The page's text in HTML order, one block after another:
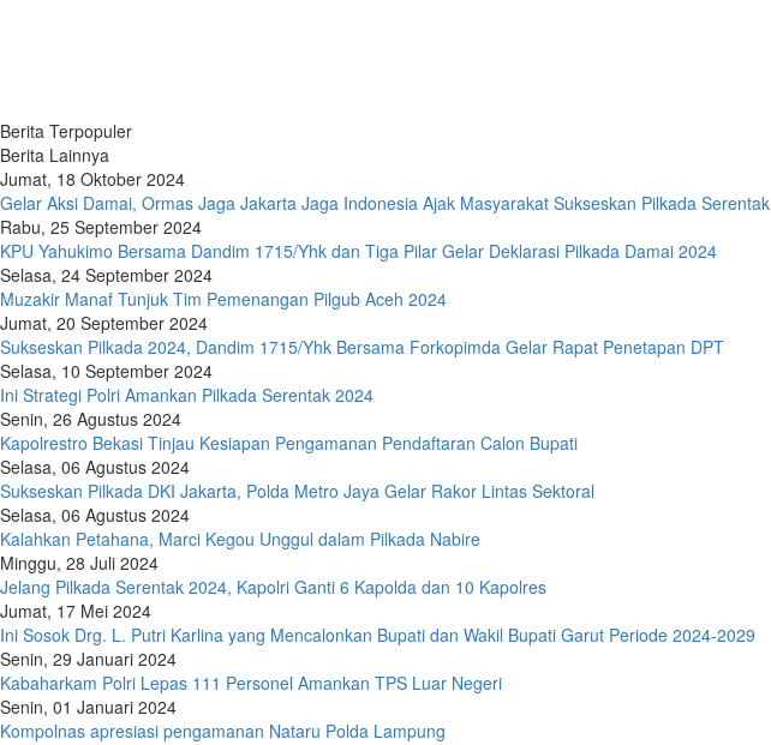
Berita Terpopuler
Berita Lainnya
Jumat, 18 Oktober 2024
Gelar Aksi Damai, Ormas Jaga Jakarta Jaga Indonesia Ajak Masyarakat Sukseskan Pilkada Serentak
Rabu, 25 September 2024
KPU Yahukimo Bersama Dandim 1715/Yhk dan Tiga Pilar Gelar Deklarasi Pilkada Damai 2024
Selasa, 24 September 2024
Muzakir Manaf Tunjuk Tim Pemenangan Pilgub Aceh 2024
Jumat, 20 September 2024
Sukseskan Pilkada 2024, Dandim 1715/Yhk Bersama Forkopimda Gelar Rapat Penetapan DPT
Selasa, 10 September 2024
Ini Strategi Polri Amankan Pilkada Serentak 2024
Senin, 26 Agustus 2024
Kapolrestro Bekasi Tinjau Kesiapan Pengamanan Pendaftaran Calon Bupati
Selasa, 06 Agustus 2024
Sukseskan Pilkada DKI Jakarta, Polda Metro Jaya Gelar Rakor Lintas Sektoral
Selasa, 06 Agustus 2024
Kalahkan Petahana, Marci Kegou Unggul dalam Pilkada Nabire
Minggu, 28 Juli 2024
Jelang Pilkada Serentak 2024, Kapolri Ganti 6 Kapolda dan 10 Kapolres
Jumat, 17 Mei 2024
Ini Sosok Drg. L. Putri Karlina yang Mencalonkan Bupati dan Wakil Bupati Garut Periode 2024-2029
Senin, 29 Januari 2024
Kabaharkam Polri Lepas 111 Personel Amankan TPS Luar Negeri
Senin, 01 Januari 2024
Kompolnas apresiasi pengamanan Nataru Polda Lampung